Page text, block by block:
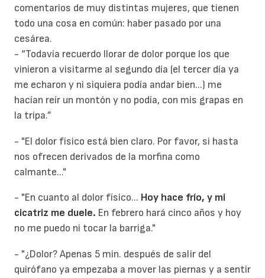
comentarios de muy distintas mujeres, que tienen
todo una cosa en común: haber pasado por una
cesárea.
- “Todavía recuerdo llorar de dolor porque los que
vinieron a visitarme al segundo día (el tercer día ya
me echaron y ni siquiera podía andar bien...) me
hacían reír un montón y no podía, con mis grapas en
la tripa.”
- "El dolor físico está bien claro. Por favor, si hasta
nos ofrecen derivados de la morfina como
calmante..."
- "En cuanto al dolor físico... Hoy hace frío, y mi
cicatriz me duele. En febrero hará cinco años y hoy
no me puedo ni tocar la barriga."
- "¿Dolor? Apenas 5 min. después de salir del
quirófano ya empezaba a mover las piernas y a sentir